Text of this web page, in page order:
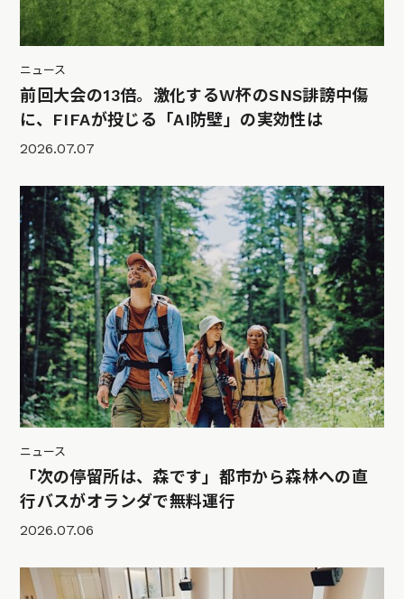
ニュース
前回大会の13倍。激化するW杯のSNS誹謗中傷
に、FIFAが投じる「AI防壁」の実効性は
2026.07.07
ニュース
「次の停留所は、森です」都市から森林への直
行バスがオランダで無料運行
2026.07.06